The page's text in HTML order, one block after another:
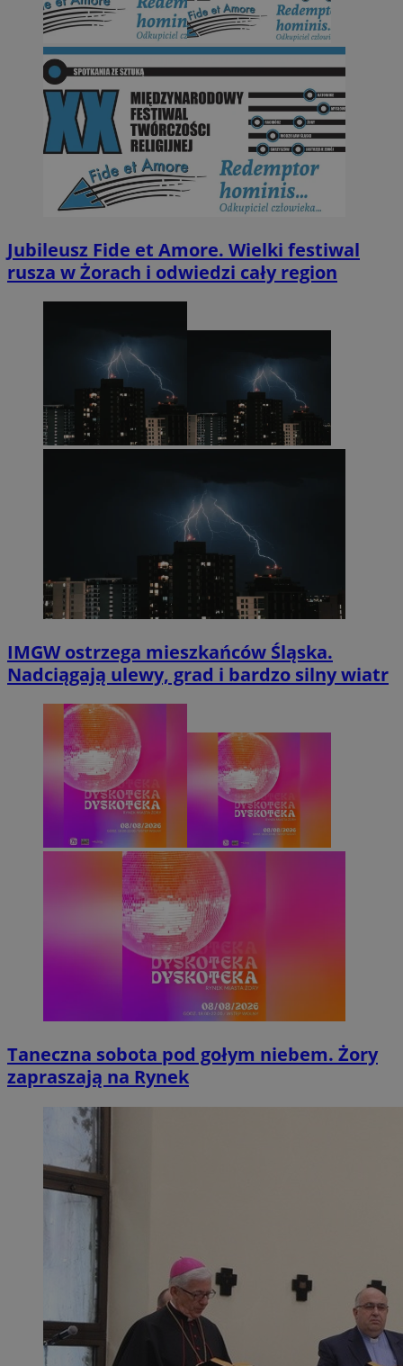
Jubileusz Fide et Amore. Wielki festiwal
rusza w Żorach i odwiedzi cały region
IMGW ostrzega mieszkańców Śląska.
Nadciągają ulewy, grad i bardzo silny wiatr
Taneczna sobota pod gołym niebem. Żory
zapraszają na Rynek